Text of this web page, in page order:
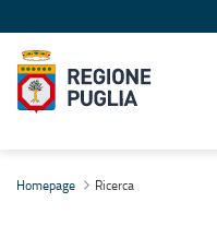
Homepage Ricerca